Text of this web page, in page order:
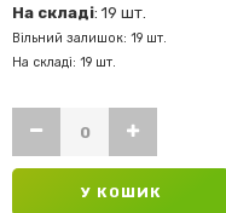
На складі: 19 шт.
Вільний залишок: 19 шт.
На складі: 19 шт.
У КОШИК